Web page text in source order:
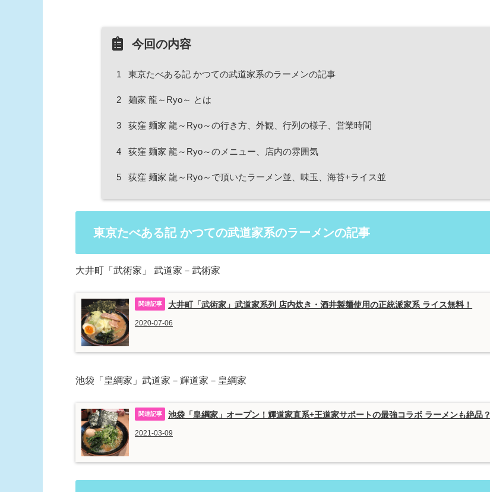
今回の内容
1 東京たべある記 かつての武道家系のラーメンの記事
2 麺家 龍～Ryo～ とは
3 荻窪 麺家 龍～Ryo～の行き方、外観、行列の様子、営業時間
4 荻窪 麺家 龍～Ryo～のメニュー、店内の雰囲気
5 荻窪 麺家 龍～Ryo～で頂いたラーメン並、味玉、海苔+ライス並
東京たべある記 かつての武道家系のラーメンの記事
大井町「武術家」 武道家－武術家
大井町「武術家」武道家系列 店内炊き・酒井製麺使用の正統派家系 ライス無料！
2020-07-06
池袋「皇綱家」武道家－輝道家－皇綱家
池袋「皇綱家」オープン！輝道家直系+王道家サポートの最強コラボ ラーメンも絶品？
2021-03-09